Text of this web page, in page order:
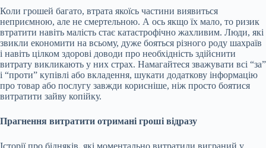
Коли грошей багато, втрата якоїсь частини виявиться
неприємною, але не смертельною. А ось якщо їх мало, то ризик
втратити навіть малість стає катастрофічно жахливим. Люди, які
звикли економити на всьому, дуже бояться різного роду шахраїв
і навіть цілком здорові доводи про необхідність здійснити
витрату викликають у них страх. Намагайтеся зважувати всі “за”
і “проти” купівлі або вкладення, шукати додаткову інформацію
про товар або послугу завжди корисніше, ніж просто боятися
витратити зайву копійку.
Прагнення витратити отримані гроші відразу
Історії про бідняків, які моментально витратили виграний у